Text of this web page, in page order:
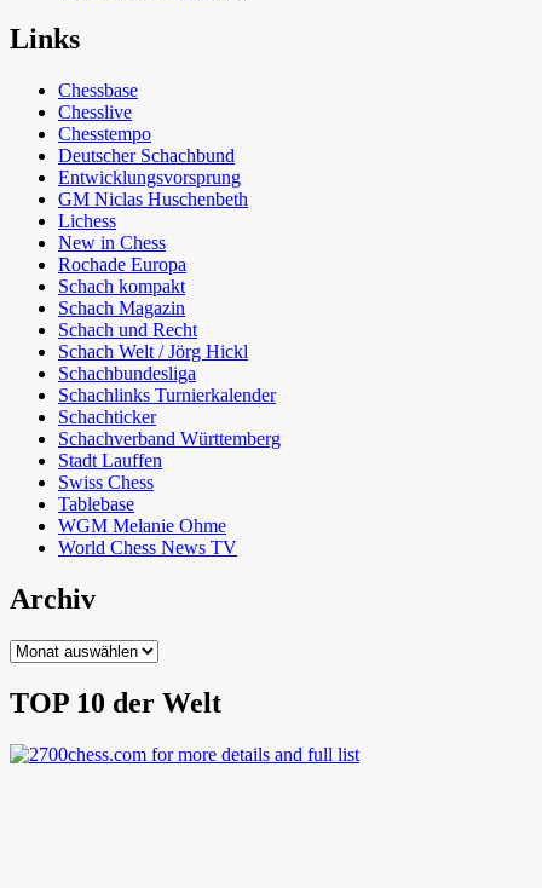
Links
Chessbase
Chesslive
Chesstempo
Deutscher Schachbund
Entwicklungsvorsprung
GM Niclas Huschenbeth
Lichess
New in Chess
Rochade Europa
Schach kompakt
Schach Magazin
Schach und Recht
Schach Welt / Jörg Hickl
Schachbundesliga
Schachlinks Turnierkalender
Schachticker
Schachverband Württemberg
Stadt Lauffen
Swiss Chess
Tablebase
WGM Melanie Ohme
World Chess News TV
Archiv
Archiv
TOP 10 der Welt